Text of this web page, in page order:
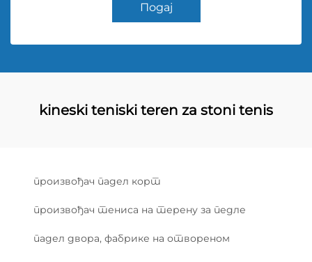
Подај
kineski teniski teren za stoni tenis
произвођач падел корт
произвођач тениса на терену за педле
падел двора, фабрике на отвореном